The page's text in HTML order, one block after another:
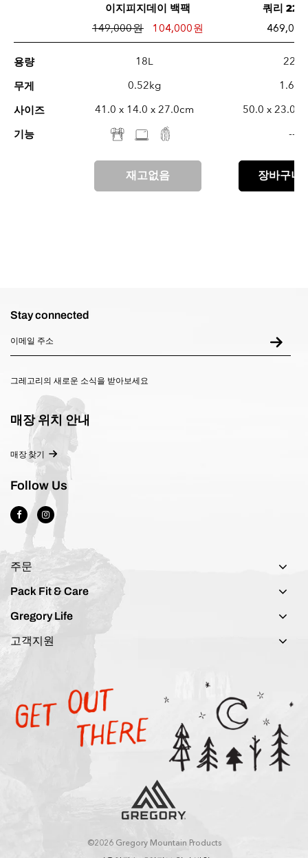
이지피지데이 백팩
149,000 원 104,000 원
용량 18L
무게 0.52kg
사이즈 41.0 x 14.0 x 27.0cm
기능
재고없음
쿼리 22
469,000
22L
1.6kg
50.0 x 23.0 x
--
장바구니
Stay connected
그레고리의 새로운 소식을 받아보세요
매장 위치 안내
매장 찾기
Follow Us
주문
Pack Fit & Care
Gregory Life
고객지원
©2026 Gregory Mountain Products